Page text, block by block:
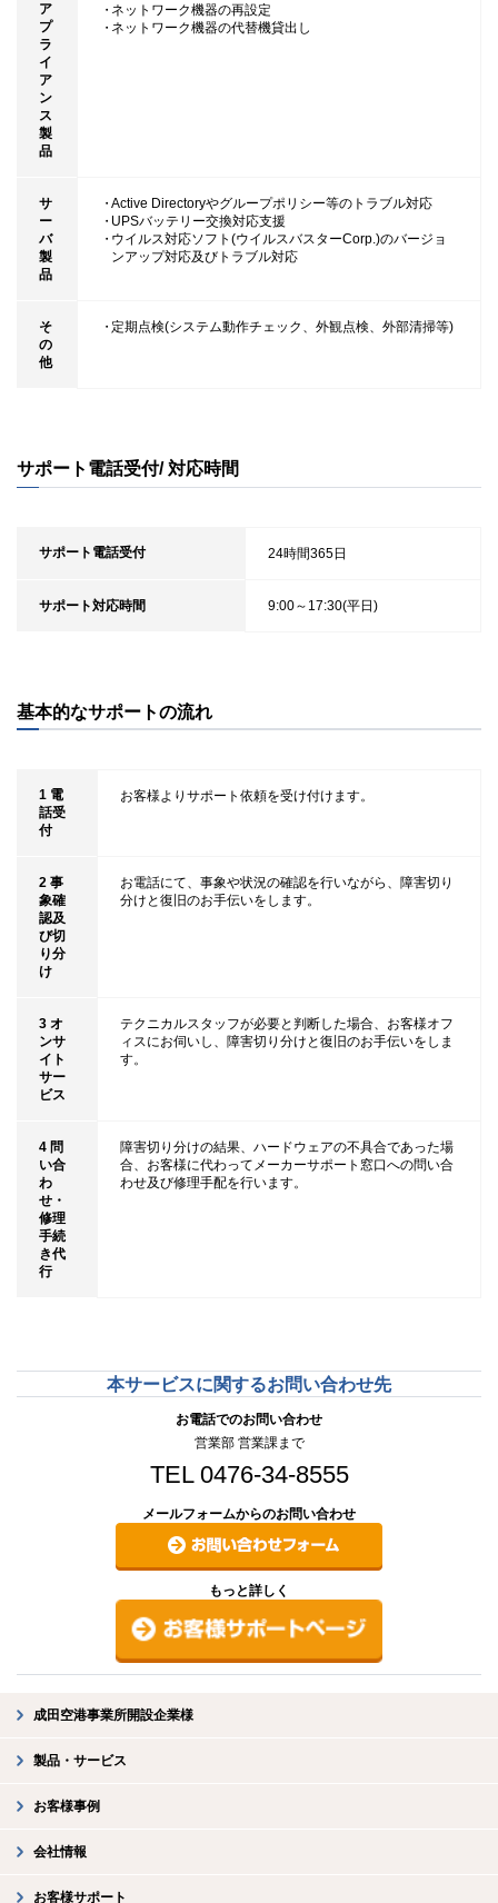
ア
プ
ラ
イ
ア
ン
ス
製
品
・ネットワーク機器の再設定
・ネットワーク機器の代替機貸出し
サ
ー
バ
製
品
・Active Directoryやグループポリシー等のトラブル対応
・UPSバッテリー交換対応支援
・ウイルス対応ソフト(ウイルスバスターCorp.)のバージョ
ンアップ対応及びトラブル対応
そ
の
他
・定期点検(システム動作チェック、外観点検、外部清掃等)
サポート電話受付/ 対応時間
サポート電話受付 24時間365日
サポート対応時間 9:00～17:30(平日)
基本的なサポートの流れ
1 電
話受
付
お客様よりサポート依頼を受け付けます。
2 事
象確
認及
び切
り分
け
お電話にて、事象や状況の確認を行いながら、障害切り
分けと復旧のお手伝いをします。
3 オ
ンサ
イト
サー
ビス
テクニカルスタッフが必要と判断した場合、お客様オフ
ィスにお伺いし、障害切り分けと復旧のお手伝いをしま
す。
4 問
い合
わ
せ・
修理
手続
き代
行
障害切り分けの結果、ハードウェアの不具合であった場
合、お客様に代わってメーカーサポート窓口への問い合
わせ及び修理手配を行います。
本サービスに関するお問い合わせ先
お電話でのお問い合わせ
営業部 営業課まで
TEL 0476-34-8555
メールフォームからのお問い合わせ
もっと詳しく
成田空港事業所開設企業様
製品・サービス
お客様事例
会社情報
お客様サポート